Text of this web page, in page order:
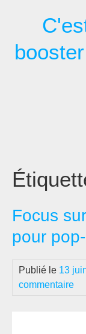
Focus
pour
Publié le 13
commentaire